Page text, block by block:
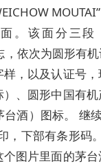
。该面分三段
，依次为圆形有
，以及认证号
、圆形中国有
酒）图标。 继
，下部有条形码
图片里面的茅